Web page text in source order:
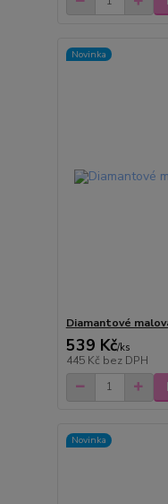
Novinka
Diamantové
539 Kč/ks
445 Kč bez DPH
Novinka